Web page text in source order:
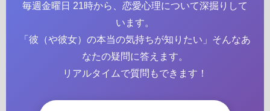
毎週金曜日 21時から、恋愛心理について深掘りして
います。
「彼（や彼女）の本当の気持ちが知りたい」そんなあ
なたの疑問に答えます。
リアルタイムで質問もできます！